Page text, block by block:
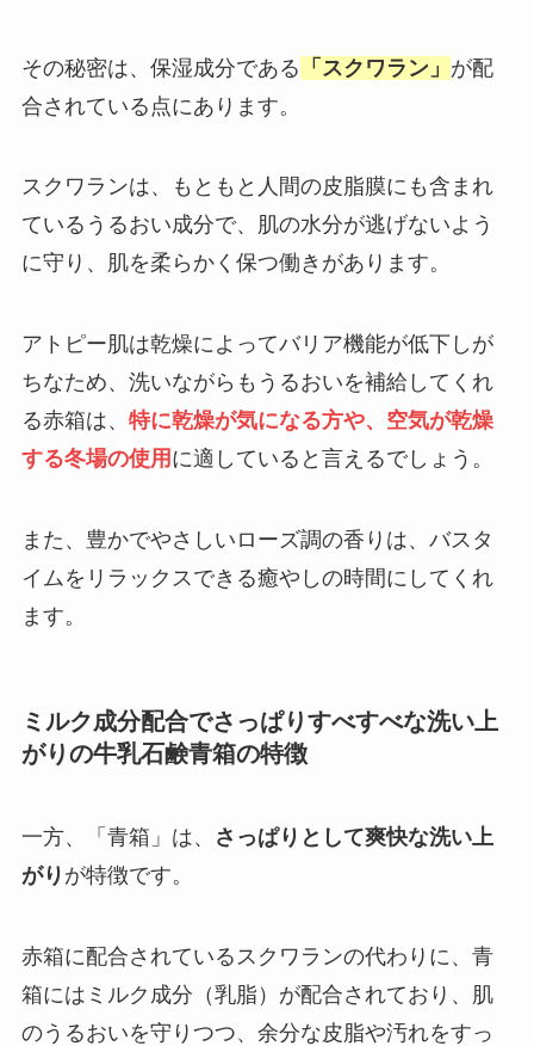
その秘密は、保湿成分である 「スクワラン」 が配
合されている点にあります。
スクワランは、もともと人間の皮脂膜にも含まれ
ているうるおい成分で、肌の水分が逃げないよう
に守り、肌を柔らかく保つ働きがあります。
アトピー肌は乾燥によってバリア機能が低下しが
ちなため、洗いながらもうるおいを補給してくれ
る赤箱は、 特に乾燥が気になる方や、空気が乾燥
する冬場の使用 に適していると言えるでしょう。
また、豊かでやさしいローズ調の香りは、バスタ
イムをリラックスできる癒やしの時間にしてくれ
ます。
ミルク成分配合でさっぱりすべすべな洗い上
がりの牛乳石鹸青箱の特徴
一方、「青箱」は、
さっぱりとして爽快な洗い上
がり が特徴です。
赤箱に配合されているスクワランの代わりに、青
箱にはミルク成分（乳脂）が配合されており、肌
のうるおいを守りつつ、余分な皮脂や汚れをすっ